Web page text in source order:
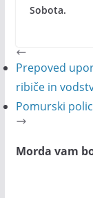
Sobota.
Prepoved
ribiče in
Pomurski
Morda vam